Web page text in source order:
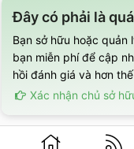
Đây có phải là
Bạn sở hữu hoặc quản
bạn miễn phí để cập
hồi đánh giá và hơn
Xác nhận chủ sở